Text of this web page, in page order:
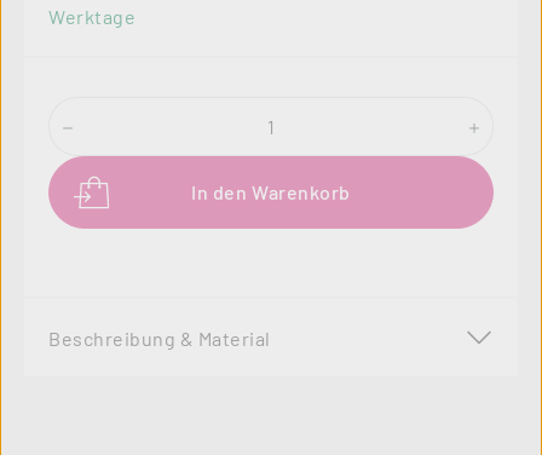
Werktage
Produkt Anzahl: Gib den gewünschten
In den Warenkorb
Beschreibung & Material